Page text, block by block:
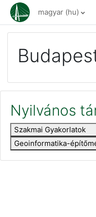
Tovább a fő tartalomhoz
magyar ‎(hu)‎
Nyilvános
Szakmai Gyakorlatok
Geoinformatika-